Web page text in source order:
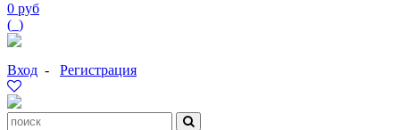
0 руб
( )
Вход - Регистрация